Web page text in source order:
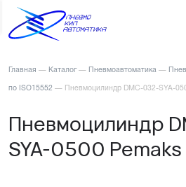
Главная — Каталог — Пневмоавтоматика —
по ISO15552 — Пневмоцилиндр DMC-032-SYA-
Пневмоцилиндр
SYA-0500 Pemaks